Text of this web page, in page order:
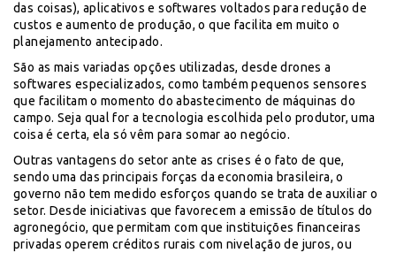
das coisas), aplicativos e softwares voltados para redução de
custos e aumento de produção, o que facilita em muito o
planejamento antecipado.
São as mais variadas opções utilizadas, desde drones a
softwares especializados, como também pequenos sensores
que facilitam o momento do abastecimento de máquinas do
campo. Seja qual for a tecnologia escolhida pelo produtor, uma
coisa é certa, ela só vêm para somar ao negócio.
Outras vantagens do setor ante as crises é o fato de que,
sendo uma das principais forças da economia brasileira, o
governo não tem medido esforços quando se trata de auxiliar o
setor. Desde iniciativas que favorecem a emissão de títulos do
agronegócio, que permitam com que instituições financeiras
privadas operem créditos rurais com nivelação de juros, ou